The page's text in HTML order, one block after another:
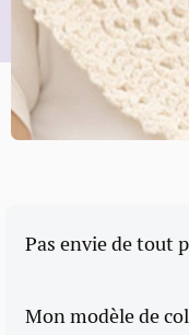
Pas envie de tout
Mon modèle de